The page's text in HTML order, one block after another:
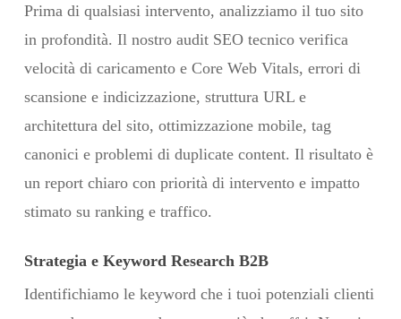
Prima di qualsiasi intervento, analizziamo il tuo sito
in profondità. Il nostro audit SEO tecnico verifica
velocità di caricamento e Core Web Vitals, errori di
scansione e indicizzazione, struttura URL e
architettura del sito, ottimizzazione mobile, tag
canonici e problemi di duplicate content. Il risultato è
un report chiaro con priorità di intervento e impatto
stimato su ranking e traffico.
Strategia e Keyword Research B2B
Identifichiamo le keyword che i tuoi potenziali clienti